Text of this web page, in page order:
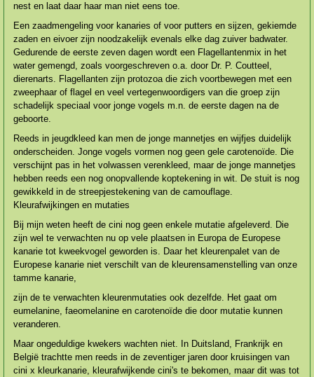
nest en laat daar haar man niet eens toe.
Een zaadmengeling voor kanaries of voor putters en sijzen, gekiemde
zaden en eivoer zijn noodzakelijk evenals elke dag zuiver badwater.
Gedurende de eerste zeven dagen wordt een Flagellantenmix in het
water gemengd, zoals voorgeschreven o.a. door Dr. P. Coutteel,
dierenarts. Flagellanten zijn protozoa die zich voortbewegen met een
zweephaar of flagel en veel vertegenwoordi­gers van die groep zijn
schadelijk speciaal voor jonge vogels m.n. de eerste dagen na de
geboorte.
Reeds in jeugdkleed kan men de jonge mannetjes en wijfjes duidelijk
onderscheiden. Jonge vogels vormen nog geen gele carotenoïde. Die
verschijnt pas in het volwassen verenkleed, maar de jonge mannetjes
hebben reeds een nog onopvallende koptekening in wit. De stuit is nog
gewikkeld in de streepjestekening van de camouflage.
Kleurafwijkingen en mutaties
Bij mijn weten heeft de cini nog geen enkele mutatie afgeleverd. Die
zijn wel te verwachten nu op vele plaatsen in Europa de Europese
kanarie tot kweekvogel geworden is. Daar het kleurenpalet van de
Europese kanarie niet verschilt van de kleurensamen­stelling van onze
tamme kanarie,
zijn de te verwachten kleurenmu­taties ook dezelfde. Het gaat om
eumelanine, faeomelanine en carotenoïde die door mutatie kunnen
veranderen.
Maar ongeduldige kwekers wachten niet. In Duitsland, Frankrijk en
België trachtte men reeds in de zeventiger jaren door kruisingen van
cini x kleurkanarie, kleurafwijkende cini's te bekomen, maar dit was tot